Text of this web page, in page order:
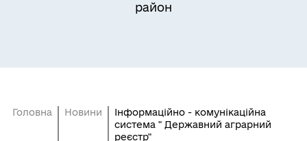
район
Головна Новини
Інформаційно - комунікаційна
система " Державний аграрний
реєстр"